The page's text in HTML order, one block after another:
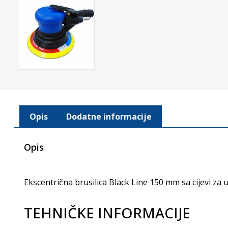
Opis Dodatne informacije
Opis
Ekscentrična brusilica Black Line 150 mm sa cijevi za
TEHNIČKE INFORMACIJE